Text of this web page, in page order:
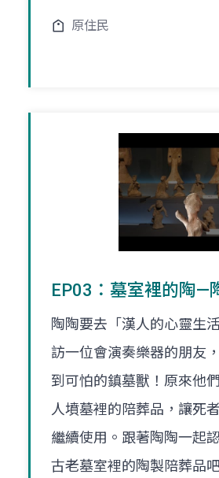
原住民
EP03：墓室裡的陶—
陶陶要去「漢人的心靈生
訪一位會演奏樂器的朋友
到可怕的鎮墓獸！原來他
人墳墓裡的陪葬品，讓死
繼續使用。跟著陶陶一起
古老墓室裡的陶製陪葬品